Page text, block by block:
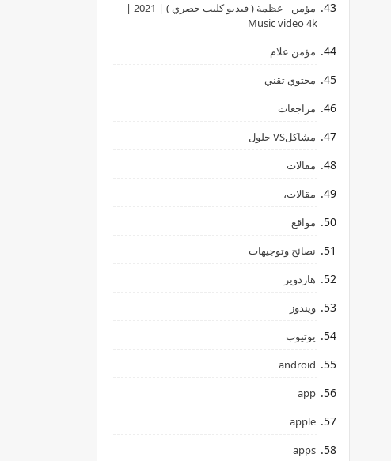
مؤمن - عظمة ( فيديو كليب حصري ) | 2021 |
Music video 4k
مؤمن علام
محتوي تقني
مراجعات
مشاكلVS حلول
مقالات
مقالات،
مواقع
نصائح وتوجيهات
هاردوير
ويندوز
يوتيوب
android
app
apple
apps